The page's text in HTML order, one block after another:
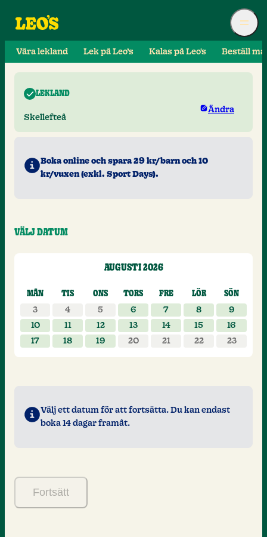
Våra lekland Lek på Leo’s Kalas på Leo's Beställ
LEKLAND
Skellefteå
Ändra
Boka online och spara 29 kr/barn och 10
kr/vuxen (exkl. Sport Days).
VÄLJ DATUM
AUGUSTI 2026
MÅN TIS ONS TORS FRE LÖR
SÖN
3
4 5 6 7 8
9
10
11 12 13 14 15
16
17
18 19 20 21 22 23
Välj ett datum för att fortsätta. Du kan endast
boka 14 dagar framåt.
Fortsätt